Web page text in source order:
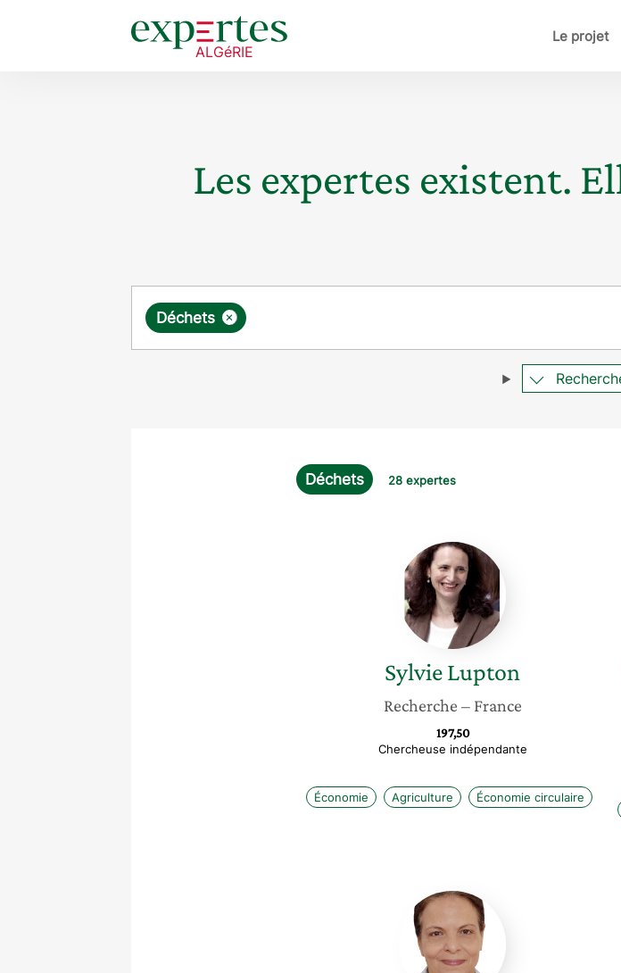
Le projet
Les expertes existent.
Requête
×
Déchets
Déchets 28 expertes
Sylvie
Lupton
SylvieLupton
Recherche – France
197,50
Chercheuse indépendante
Économie Agriculture Économie circulaire
Neila
Saidi